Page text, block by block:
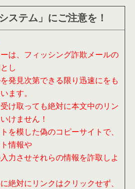
ステム」にご注意を！
は、フィッシング詐欺メールの
し
発見次第できる限り迅速にをも
ます。
け取っても絶対に本文中のリン
けません！
を模した偽のコピーサイトで、
情報や
力させそれらの情報を詐取しよ
絶対にリンクはクリックせず、